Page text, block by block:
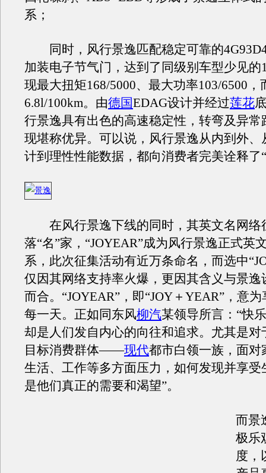
系；
同时，风行景逸匹配稳定可靠的
加装电子节气门，达到了同级别车型少见的
现最大扭矩168/5000、最大功率103/6500，
6.8l/100km。由德国EDAG设计并经过莲花
行景逸具有出色的高速稳定性，转弯及异常
现堪称优异。可以说，风行景逸从内到外、
计到理性性能数据，都向消费者完美诠释了
在风行景逸下线的同时，其英文名网络
落“名”家，“JOYEAR”成为风行景逸正式英
系，此次征集活动有近万条命名，而选中
仅因其网络支持率火爆，更因其含义与景逸
而合。“JOYEAR”，即“JOY＋YEAR”，意
每一天。正如同东风柳汽某领导所言：“快
却是人们发自内心的向往和追求。尤其是对
目标消费群体——现代都市白领一族，面对
生活、工作等多方面压力，如何发现并享受
是他们真正的需要和渴望”。
而景
极乐
度，